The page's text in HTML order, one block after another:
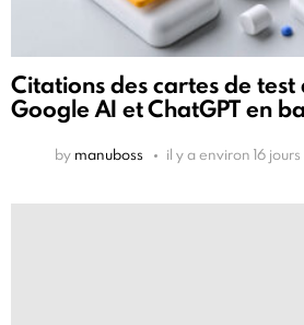
Citations des cartes de test
Google AI et ChatGPT en
by manuboss il y a environ 16 jours